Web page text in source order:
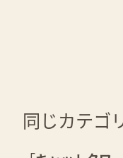
同じカテゴ